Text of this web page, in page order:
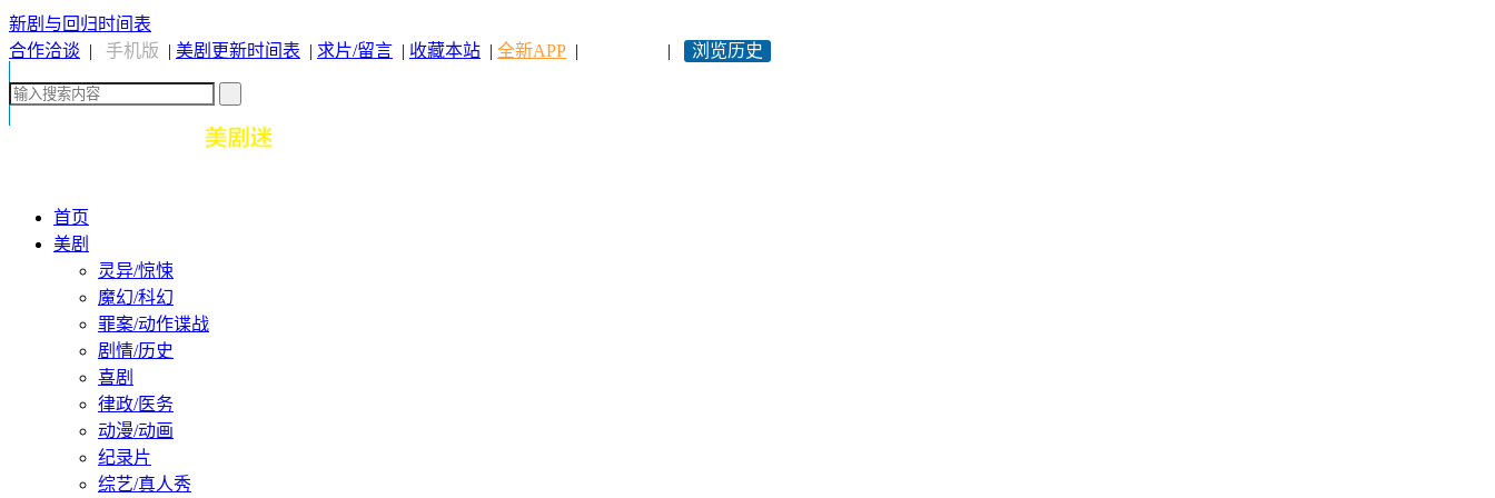
新剧与回归时间表
合作洽谈 | 手机版 | 美剧更新时间表 | 求片/留言 | 收藏本站 | 全新APP | | 浏览历史
首页
美剧
灵异/惊悚
魔幻/科幻
罪案/动作谍战
剧情/历史
喜剧
律政/医务
动漫/动画
纪录片
综艺/真人秀